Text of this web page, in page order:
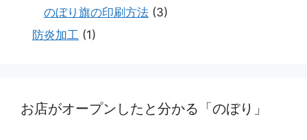
のぼり旗の印刷方法 (3)
防炎加工 (1)
お店がオープンしたと分かる「のぼり」